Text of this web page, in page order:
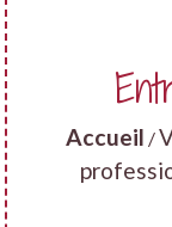
Accueil /